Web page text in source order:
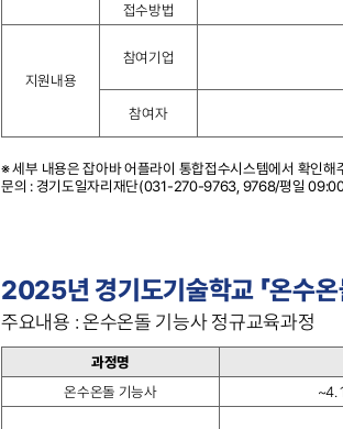
접수방법
지원내용
참여기업
참여자
※ 세부 내용은 잡아바 어플라이 통합접수시스템에서 확인해
문의 : 경기도일자리재단(031-270-9763, 9768/평일
2025년 경기도기술학교 「온수온
주요내용 : 온수온돌 기능사 정규교육과정
과정명
온수온돌 기능사
~4.